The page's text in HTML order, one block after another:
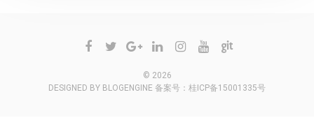
© 2026
DESIGNED BY BLOGENGINE 备案号： 桂ICP备15001335号